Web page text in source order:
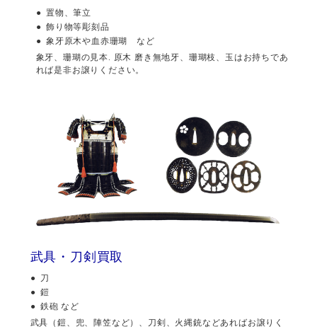
置物、筆立
飾り物等彫刻品
象牙原木や血赤珊瑚 など
象牙、珊瑚の見本. 原木 磨き無地牙、珊瑚枝、玉はお持ちであ
れば是非お譲りください。
武具・刀剣買取
刀
鎧
鉄砲 など
武具（鎧、兜、陣笠など）、刀剣、火縄銃などあればお譲りく